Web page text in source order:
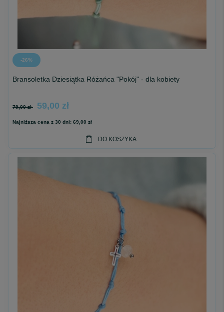
-26%
Bransoletka Dziesiątka Różańca "Pokój" - dla kobiety
79,00 zł 59,00 zł
Najniższa cena z 30 dni: 69,00 zł
DO KOSZYKA